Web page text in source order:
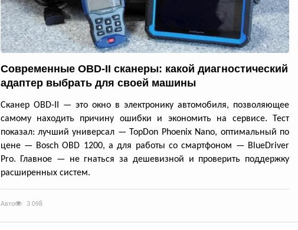
Современные OBD-II сканеры: какой диагностический
адаптер выбрать для своей машины
Сканер OBD-II — это окно в электронику автомобиля, позволяющее
самому находить причину ошибки и экономить на сервисе. Тест
показал: лучший универсал — TopDon Phoenix Nano, оптимальный по
цене — Bosch OBD 1200, а для работы со смартфоном — BlueDriver
Pro. Главное — не гнаться за дешевизной и проверить поддержку
расширенных систем.
Авто 3 098